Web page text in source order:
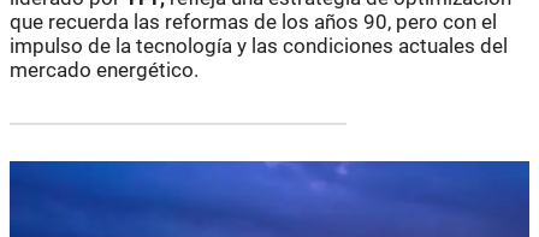
que recuerda las reformas de los años 90, pero con el
impulso de la tecnología y las condiciones actuales del
mercado energético.